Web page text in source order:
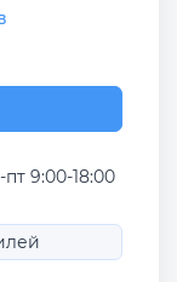
пт 9:00-18:00